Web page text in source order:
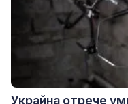
Украйна отрече